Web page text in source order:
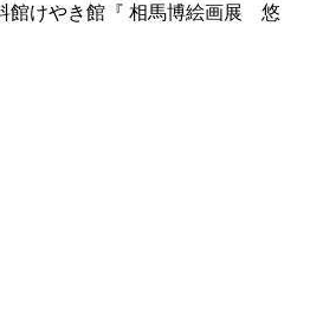
館けやき館『 相馬博絵画展 悠